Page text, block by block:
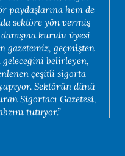
paydaşlarına hem de
sektöre yön vermiş
kurulu üyesi
gazetemiz, geçmişten
belirleyen,
çeşitli sigorta
Sektörün dünü
Sigortacı Gazetesi,
tutuyor.”